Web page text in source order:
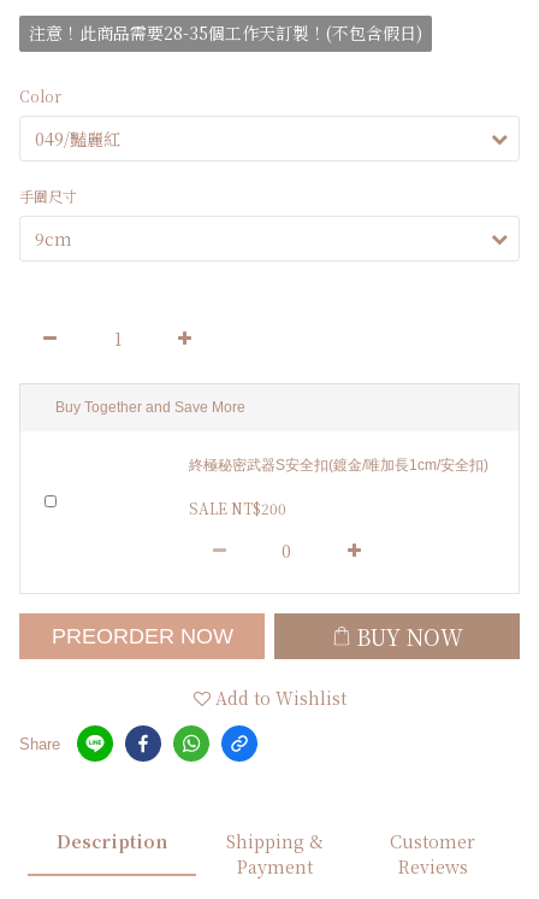
注意！此商品需要28-35個工作天訂製！(不包含假日)
Color
手圍尺寸
Buy Together and Save More
終極秘密武器S安全扣(鍍金/唯加長1cm/安全扣)
SALE NT$200
PREORDER NOW BUY NOW
Add to Wishlist
Share
Description
Shipping &
Payment
Customer
Reviews